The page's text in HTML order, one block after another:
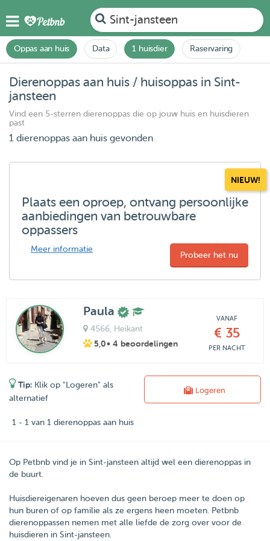
Sint-jansteen
Oppas aan huis Data 1 huisdier Raservaring
Dierenoppas aan huis / huisoppas in Sint-
jansteen
Vind een 5-sterren dierenoppas die op jouw huis en huisdieren
past
1 dierenoppas aan huis gevonden
NIEUW!
Plaats een oproep, ontvang persoonlijke
aanbiedingen van betrouwbare
oppassers
Meer informatie
Probeer het nu
Paula
4566, Heikant
5,0• 4 beoordelingen
VANAF
€ 35
PER NACHT
Tip: Klik op "Logeren" als
alternatief
Logeren
1 - 1 van 1 dierenoppas aan huis
Op Petbnb vind je in Sint-jansteen altijd wel een dierenoppas in
de buurt.
Huisdiereigenaren hoeven dus geen beroep meer te doen op
hun buren of op familie als ze ergens heen moeten. Petbnb
dierenoppassen nemen met alle liefde de zorg over voor de
huisdieren in Sint-jansteen.